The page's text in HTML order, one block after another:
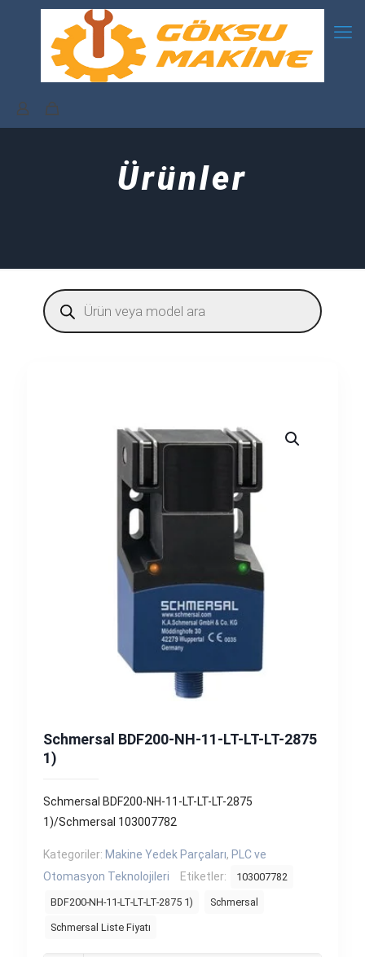
Ürünler
Products
search
Schmersal BDF200-NH-11-LT-LT-LT-2875
1)
Schmersal BDF200-NH-11-LT-LT-LT-2875
1)/Schmersal 103007782
Kategoriler: Makine Yedek Parçaları, PLC ve
Otomasyon Teknolojileri
Etiketler: 103007782
BDF200-NH-11-LT-LT-LT-2875 1) Schmersal
Schmersal Liste Fiyatı